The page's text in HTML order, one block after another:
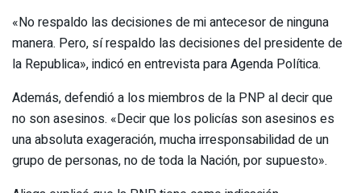
«No respaldo las decisiones de mi antecesor de ninguna
manera. Pero, sí respaldo las decisiones del presidente de
la Republica», indicó en entrevista para Agenda Política.
Además, defendió a los miembros de la PNP al decir que
no son asesinos. «Decir que los policías son asesinos es
una absoluta exageración, mucha irresponsabilidad de un
grupo de personas, no de toda la Nación, por supuesto».